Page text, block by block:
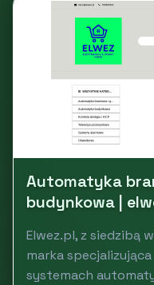
Automatyka
budynkowa |
Elwez.pl, z siedzibą
marka
systemach